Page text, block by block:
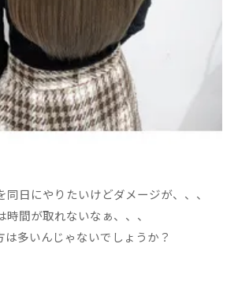
日にやりたいけどダメージが、、、
間が取れないなぁ、、、
は多いんじゃないでしょうか？